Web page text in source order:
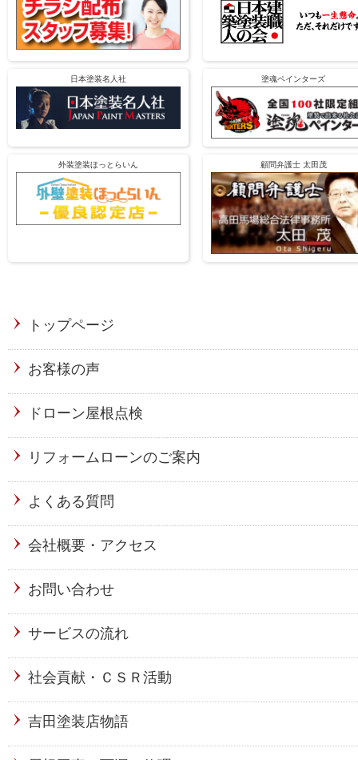
日本塗装名人社 塗魂ペインターズ
外装塗装ほっとらいん 顧問弁護士 太田茂
トップページ
お客様の声
ドローン屋根点検
リフォームローンのご案内
よくある質問
会社概要・アクセス
お問い合わせ
サービスの流れ
社会貢献・ＣＳＲ活動
吉田塗装店物語